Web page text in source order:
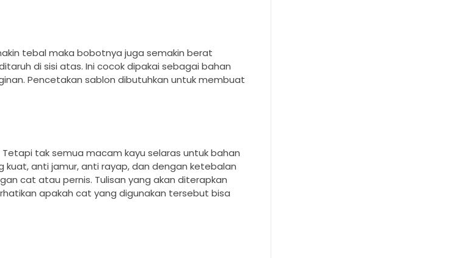
tebal maka bobotnya juga semakin berat
di sisi atas. Ini cocok dipakai sebagai bahan
Pencetakan sablon dibutuhkan untuk membuat
tak semua macam kayu selaras untuk bahan
kuat, anti jamur, anti rayap, dan dengan ketebalan
cat atau pernis. Tulisan yang akan diterapkan
apakah cat yang digunakan tersebut bisa